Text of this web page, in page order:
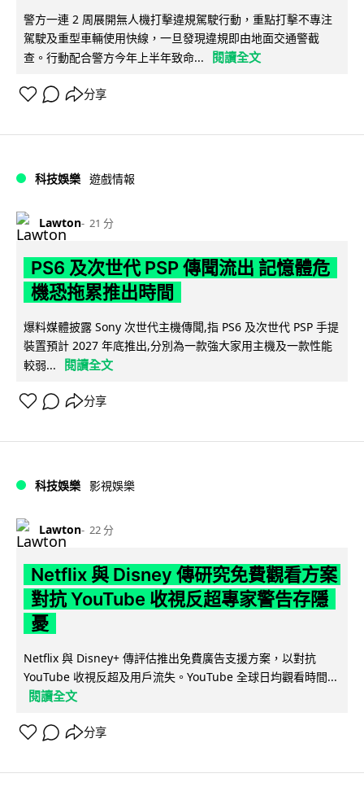
警方一連 2 周展開無人機打擊違規駕駛行動，重點打擊不專注
駕駛及重型車輛使用快線，一旦發現違規即由地面交通警截
查。行動配合警方今年上半年致命...
閱讀全文
分享
科技娛樂 遊戲情報
Lawton 21 分
PS6 及次世代 PSP 傳聞流出 記憶體危
機恐拖累推出時間
爆料媒體披露 Sony 次世代主機傳聞,指 PS6 及次世代 PSP 手提
裝置預計 2027 年底推出,分別為一款強大家用主機及一款性能
較弱...
閱讀全文
分享
科技娛樂 影視娛樂
Lawton 22 分
Netflix 與 Disney 傳研究免費觀看方案
對抗 YouTube 收視反超專家警告存隱
憂
Netflix 與 Disney+ 傳評估推出免費廣告支援方案，以對抗
YouTube 收視反超及用戶流失。YouTube 全球日均觀看時間...
閱讀全文
分享